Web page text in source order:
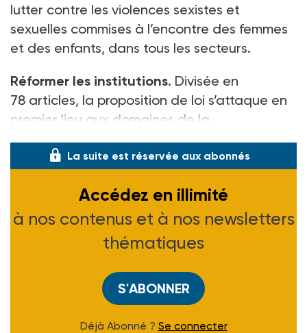
lutter contre les violences sexistes et
sexuelles commises à l’encontre des femmes
et des enfants, dans tous les secteurs.
Réformer les institutions. Divisée en
78 articles, la proposition de loi s’attaque en
premier lieu aux domaines de la
La suite est réservée aux abonnés
Accédez en illimité
à nos contenus et à nos newsletters
thématiques
S'ABONNER
Déjà Abonné ? Se connecter